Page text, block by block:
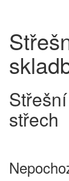
střech